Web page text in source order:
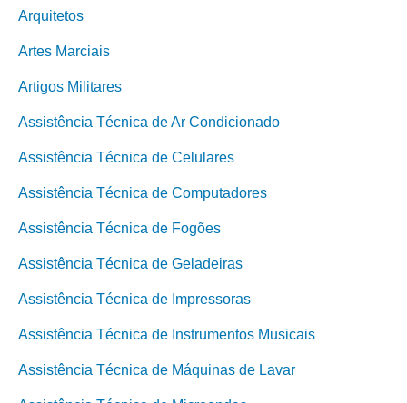
Arquitetos
Artes Marciais
Artigos Militares
Assistência Técnica de Ar Condicionado
Assistência Técnica de Celulares
Assistência Técnica de Computadores
Assistência Técnica de Fogões
Assistência Técnica de Geladeiras
Assistência Técnica de Impressoras
Assistência Técnica de Instrumentos Musicais
Assistência Técnica de Máquinas de Lavar